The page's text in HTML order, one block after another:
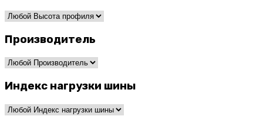
Производитель
Индекс нагрузки шины